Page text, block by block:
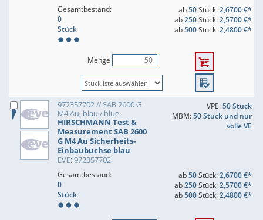
Gesamtbestand:
0
Stück
ab50Stück:2,6700 €*
ab250Stück:2,5700 €*
ab500Stück:2,4800 €*
Menge
972357702 // SAB 2600 G
M4 Au, blau / blue
HIRSCHMANN Test &
Measurement SAB 2600
G M4 Au Sicherheits-
Einbaubuchse blau
EVE: 972357702
VPE:50 Stück
MBM:50 Stück und nur
volle VE
Gesamtbestand:
0
Stück
ab50Stück:2,6700 €*
ab250Stück:2,5700 €*
ab500Stück:2,4800 €*